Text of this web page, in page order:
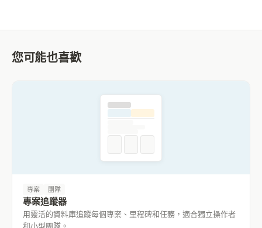
您可能也喜歡
專案 團隊
專案追蹤器
用靈活的資料庫追蹤每個專案、里程碑和任務，適合獨立操作者
和小型團隊。